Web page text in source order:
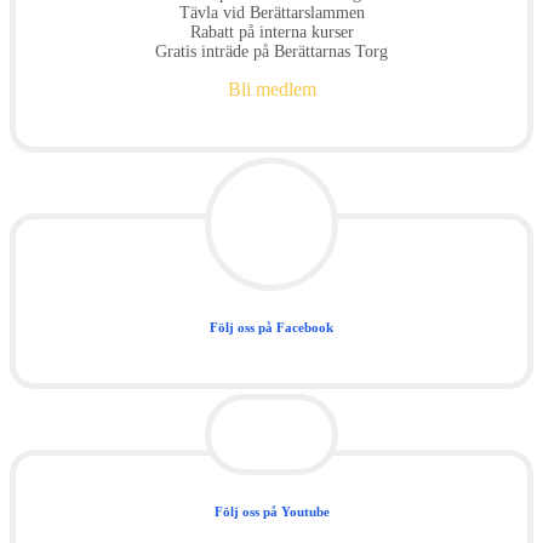
Tävla vid Berättarslammen
Rabatt på interna kurser
Gratis inträde på Berättarnas Torg
Bli medlem
Följ oss på Facebook
Följ oss på Youtube